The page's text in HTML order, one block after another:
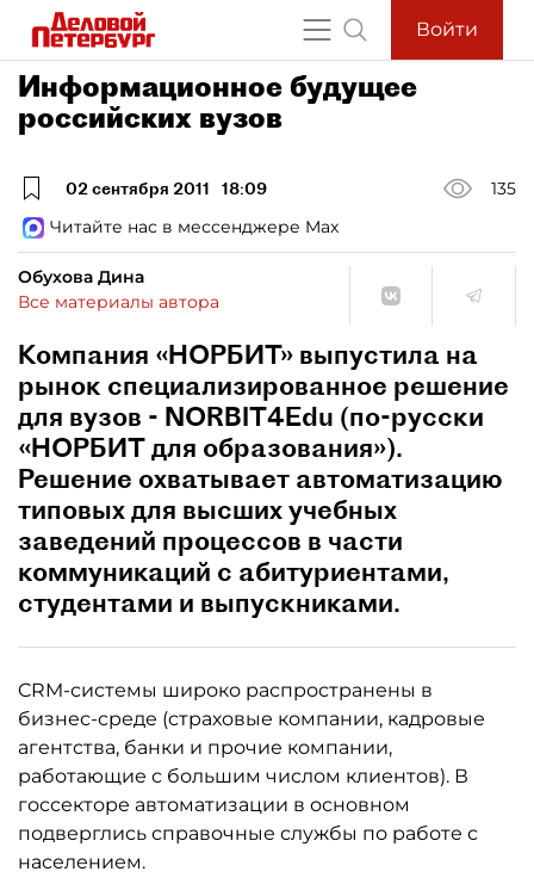
Войти
Информационное будущее
российских вузов
02 сентября 2011 18:09
135
Читайте нас в мессенджере Max
Обухова Дина
Все материалы автора
Компания «НОРБИТ» выпустила на
рынок специализированное решение
для вузов - NORBIT4Edu (по-русски
«НОРБИТ для образования»).
Решение охватывает автоматизацию
типовых для высших учебных
заведений процессов в части
коммуникаций с абитуриентами,
студентами и выпускниками.
CRM-системы широко распространены в
бизнес-среде (страховые компании, кадровые
агентства, банки и прочие компании,
работающие с большим числом клиентов). В
госсекторе автоматизации в основном
подверглись справочные службы по работе с
населением.